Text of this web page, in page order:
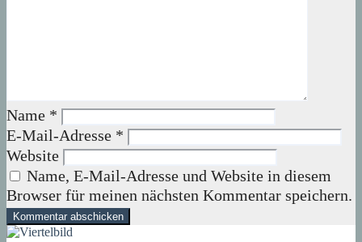
Name *
E-Mail-Adresse *
Website
Name, E-Mail-Adresse und Website in diesem
Browser für meinen nächsten Kommentar speichern.